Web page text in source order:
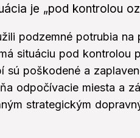
je „pod kontrolou
podzemné potrubia na
situáciu pod kontrolou
sú poškodené a
odpočívacie miesta a
strategickým